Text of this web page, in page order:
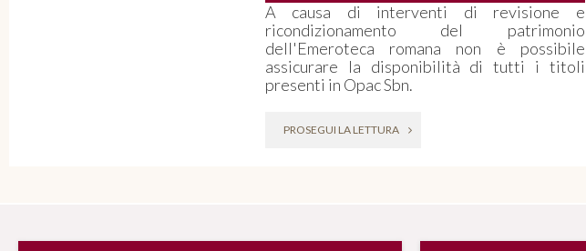
A causa di interventi di revisione e
ricondizionamento del patrimonio
dell'Emeroteca romana non è possibile
assicurare la disponibilità di tutti i titoli
presenti in Opac Sbn.
PROSEGUI LA LETTURA